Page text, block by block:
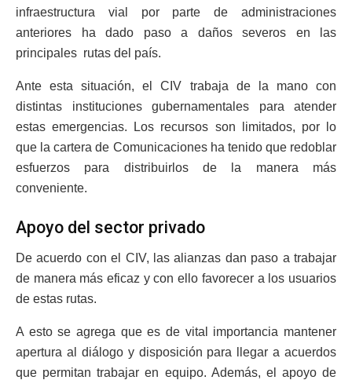
infraestructura vial por parte de administraciones
anteriores ha dado paso a daños severos en las
principales rutas del país.
Ante esta situación, el CIV trabaja de la mano con
distintas instituciones gubernamentales para atender
estas emergencias. Los recursos son limitados, por lo
que la cartera de Comunicaciones ha tenido que redoblar
esfuerzos para distribuirlos de la manera más
conveniente.
Apoyo del sector privado
De acuerdo con el CIV, las alianzas dan paso a trabajar
de manera más eficaz y con ello favorecer a los usuarios
de estas rutas.
A esto se agrega que es de vital importancia mantener
apertura al diálogo y disposición para llegar a acuerdos
que permitan trabajar en equipo. Además, el apoyo de